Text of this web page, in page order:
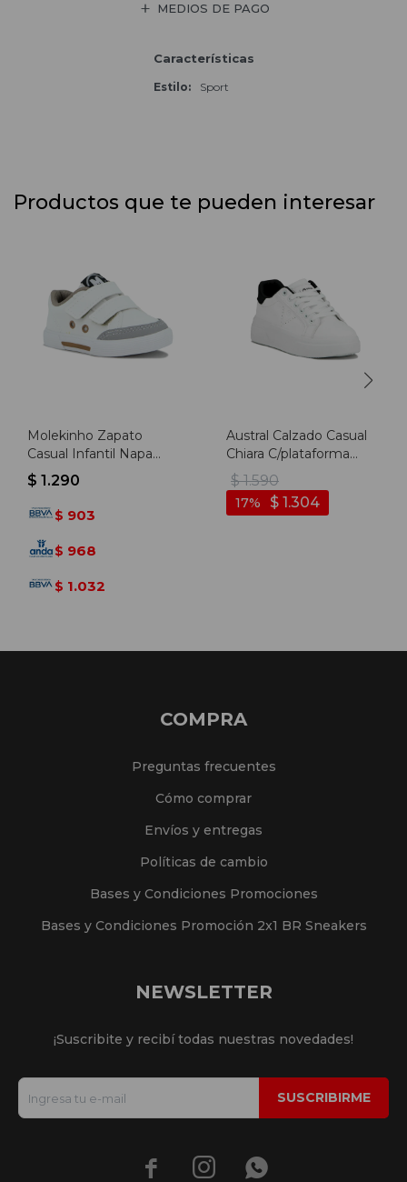
MEDIOS DE PAGO
Características
Estilo Sport
Productos que te pueden interesar
Molekinho Zapato
Casual Infantil Napa
Floter Rustico Neo -
Blanco-gris
$ 1.290
$ 903
$ 968
$ 1.032
Austral Calzado Casual
Chiara C/plataforma
Acordonado - Blanco -
Blanco
$ 1.590
$ 1.304
17
COMPRA
Preguntas frecuentes
Cómo comprar
Envíos y entregas
Políticas de cambio
Bases y Condiciones Promociones
Bases y Condiciones Promoción 2x1 BR Sneakers
NEWSLETTER
¡Suscribite y recibí todas nuestras novedades!
SUSCRIBIRME
  